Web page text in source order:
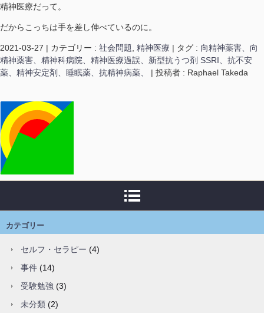
精神医療だって。
だからこっちは手を差し伸べているのに。
2021-03-27 | カテゴリー : 社会問題 精神医療 | タグ : 向精神薬害、向
精神薬害、精神科病院、精神医療過誤、新型抗うつ剤 SSRI、抗不安
薬、精神安定剤、睡眠薬、抗精神病薬、
| 投稿者 : Raphael Takeda
カテゴリー
セルフ・セラピー (4)
事件 (14)
受験勉強 (3)
未分類 (2)